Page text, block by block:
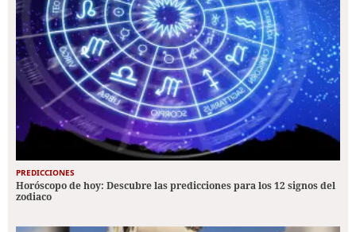
PREDICCIONES
Horóscopo de hoy: Descubre las predicciones para los 12 signos del
zodiaco